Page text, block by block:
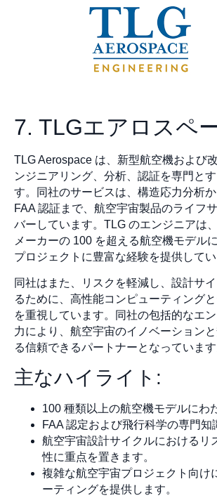
7. TLGエアロスペ
TLG Aerospace は、新型航空機および
ンジニアリング、分析、認証を専門と
す。同社のサービスは、構造応力分析か
FAA 認証まで、航空宇宙製品のライフ
バーしています。TLG のエンジニアは
メーカーの 100 を超える航空機モデル
プロジェクトに豊富な経験を提供してい
同社はまた、リスクを軽減し、設計サ
るために、高性能コンピューティング
を重視しています。同社の包括的なエ
力により、航空宇宙のイノベーション
る信頼できるパートナーとなっています
主なハイライト:
100 種類以上の航空機モデルにわ
FAA 認定および飛行科学の専門知
航空宇宙設計サイクルにおけるリ
性に重点を置きます。
複雑な航空宇宙プロジェクト向け
ーティングを提供します。